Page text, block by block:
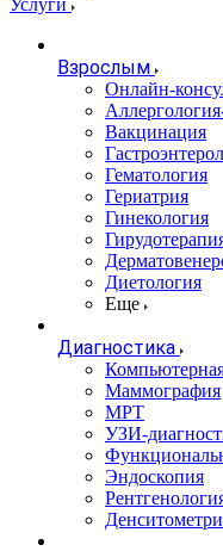
Услуги
Взрослым
Онлайн-
Вакцинация
Гематология
Гериатрия
Гинекология
Диетология
Еще
Диагностика
Маммография
МРТ
УЗИ-
Эндоскопия